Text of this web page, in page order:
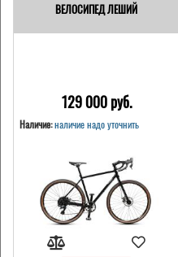
ВЕЛОСИПЕД ЛЕШИЙ
129 000 pуб.
Наличие:наличие надо уточнить